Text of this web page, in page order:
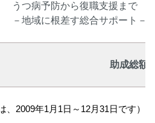
うつ病予防から復職支援まで
－地域に根差す総合サポート－
助成総額
、2009年1月1日～12月31日です）